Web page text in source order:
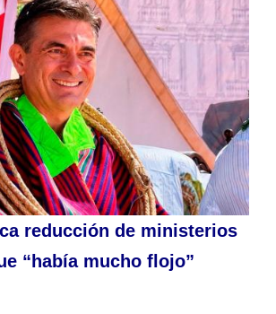
reducción de ministerios
“había mucho flojo”